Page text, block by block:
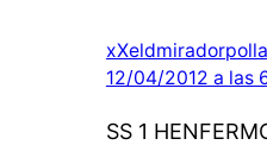
12/04/2012 a las
SS 1